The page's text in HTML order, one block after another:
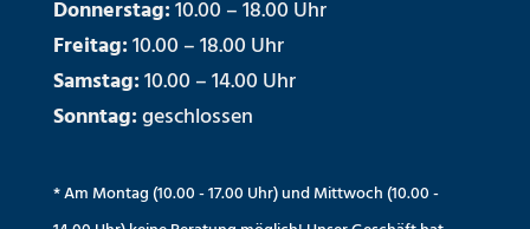
Donnerstag:10.00 – 18.00 Uhr
Freitag:10.00 – 18.00 Uhr
Samstag:10.00 – 14.00 Uhr
Sonntag:geschlossen
* Am Montag (10.00 - 17.00 Uhr) und Mittwoch (10.00 -